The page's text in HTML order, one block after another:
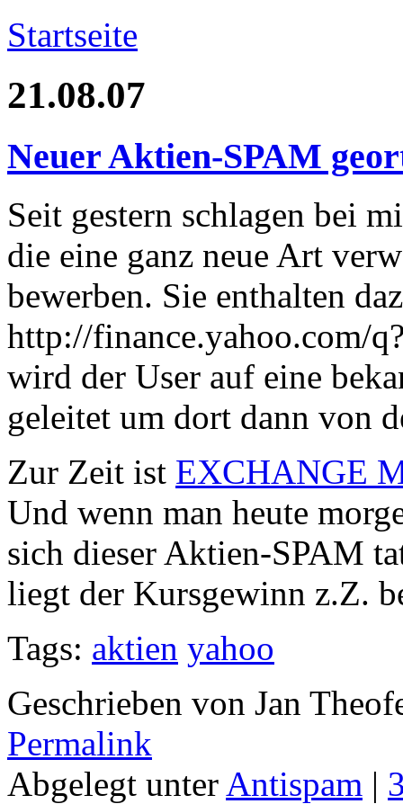
Startseite
21.08.07
Neuer Aktien-SPAM
Seit gestern schlagen bei
die eine ganz neue Art
bewerben. Sie enthalten
http://finance.yahoo.com/
wird der User auf eine
geleitet um dort dann von
Zur Zeit ist EXCHANGE
Und wenn man heute
sich dieser Aktien-SPAM
liegt der Kursgewinn z.Z.
Tags: aktien yahoo
Geschrieben von Jan
Permalink
Abgelegt unter Antispam |